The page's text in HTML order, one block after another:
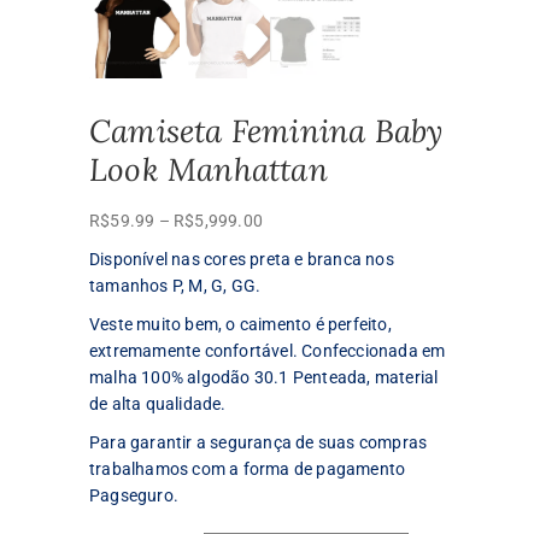
Camiseta Feminina Baby
Look Manhattan
R$59.99 – R$5,999.00
através
R$5,999.00
Disponível nas cores preta e branca nos
tamanhos P, M, G, GG.
Veste muito bem, o caimento é perfeito,
extremamente confortável. Confeccionada em
malha 100% algodão 30.1 Penteada, material
de alta qualidade.
Para garantir a segurança de suas compras
trabalhamos com a forma de pagamento
Pagseguro.